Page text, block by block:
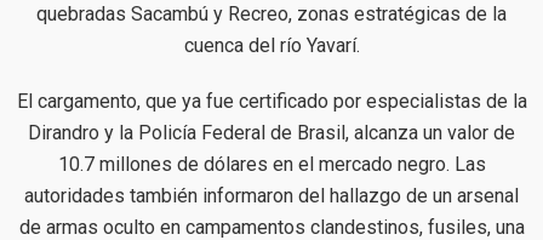
quebradas Sacambú y Recreo, zonas estratégicas de la
cuenca del río Yavarí.
El cargamento, que ya fue certificado por especialistas de la
Dirandro y la Policía Federal de Brasil, alcanza un valor de
10.7 millones de dólares en el mercado negro. Las
autoridades también informaron del hallazgo de un arsenal
de armas oculto en campamentos clandestinos, fusiles, una